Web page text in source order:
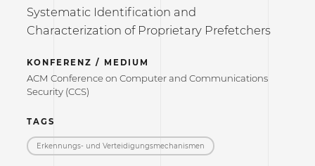
Systematic Identification and
Characterization of Proprietary Prefetchers
KONFERENZ / MEDIUM
ACM Conference on Computer and Communications
Security (CCS)
TAGS
Erkennungs- und Verteidigungs­mechanismen